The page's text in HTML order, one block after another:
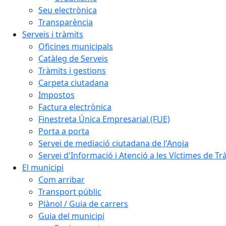
Seu electrònica
Transparència
Serveis i tràmits
Oficines municipals
Catàleg de Serveis
Tràmits i gestions
Carpeta ciutadana
Impostos
Factura electrònica
Finestreta Única Empresarial (FUE)
Porta a porta
Servei de mediació ciutadana de l'Anoia
Servei d'Informació i Atenció a les Víctimes de
El municipi
Com arribar
Transport públic
Plànol / Guia de carrers
Guia del municipi